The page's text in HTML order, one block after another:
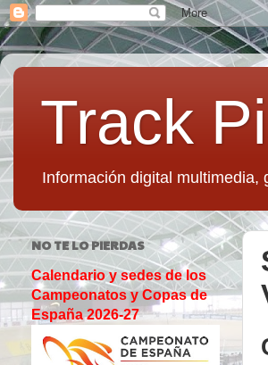
Track
Información digital multimedia,
NO TE LO PIERDAS
Calendario y sedes de los
Campeonatos y Copas de
España 2026-27